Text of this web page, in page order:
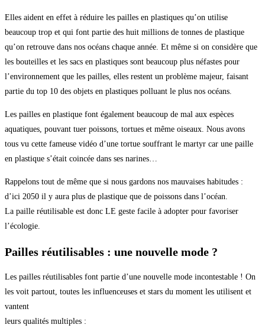
Elles aident en effet à réduire les pailles en plastiques qu’on utilise
beaucoup trop et qui font partie des huit millions de tonnes de plastique
qu’on retrouve dans nos océans chaque année. Et même si on considère que
les bouteilles et les sacs en plastiques sont beaucoup plus néfastes pour
l’environnement que les pailles, elles restent un problème majeur, faisant
partie du top 10 des objets en plastiques polluant le plus nos océans.
Les pailles en plastique font également beaucoup de mal aux espèces
aquatiques, pouvant tuer poissons, tortues et même oiseaux. Nous avons
tous vu cette fameuse vidéo d’une tortue souffrant le martyr car une paille
en plastique s’était coincée dans ses narines…
Rappelons tout de même que si nous gardons nos mauvaises habitudes :
d’ici 2050 il y aura plus de plastique que de poissons dans l’océan.
La paille réutilisable est donc LE geste facile à adopter pour favoriser
l’écologie.
Pailles réutilisables : une nouvelle mode ?
Les pailles réutilisables font partie d’une nouvelle mode incontestable ! On
les voit partout, toutes les influenceuses et stars du moment les utilisent et
vantent
leurs qualités multiples :